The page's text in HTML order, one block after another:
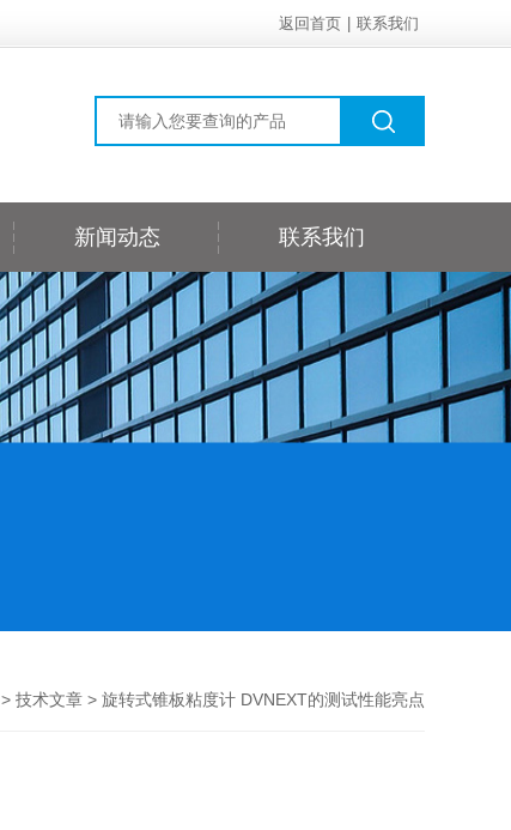
返回首页 联系我们
新闻动态 联系我们
> 技术文章 > 旋转式锥板粘度计 DVNEXT的测试性能亮点